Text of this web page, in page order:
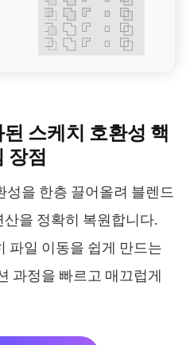
스케치 호환성 핵
장점
성을 한층 끌어올려 블렌드
을 정확히 복원합니다.
파일 이동을 쉽게 만드는
과정을 빠르고 매끄럽게